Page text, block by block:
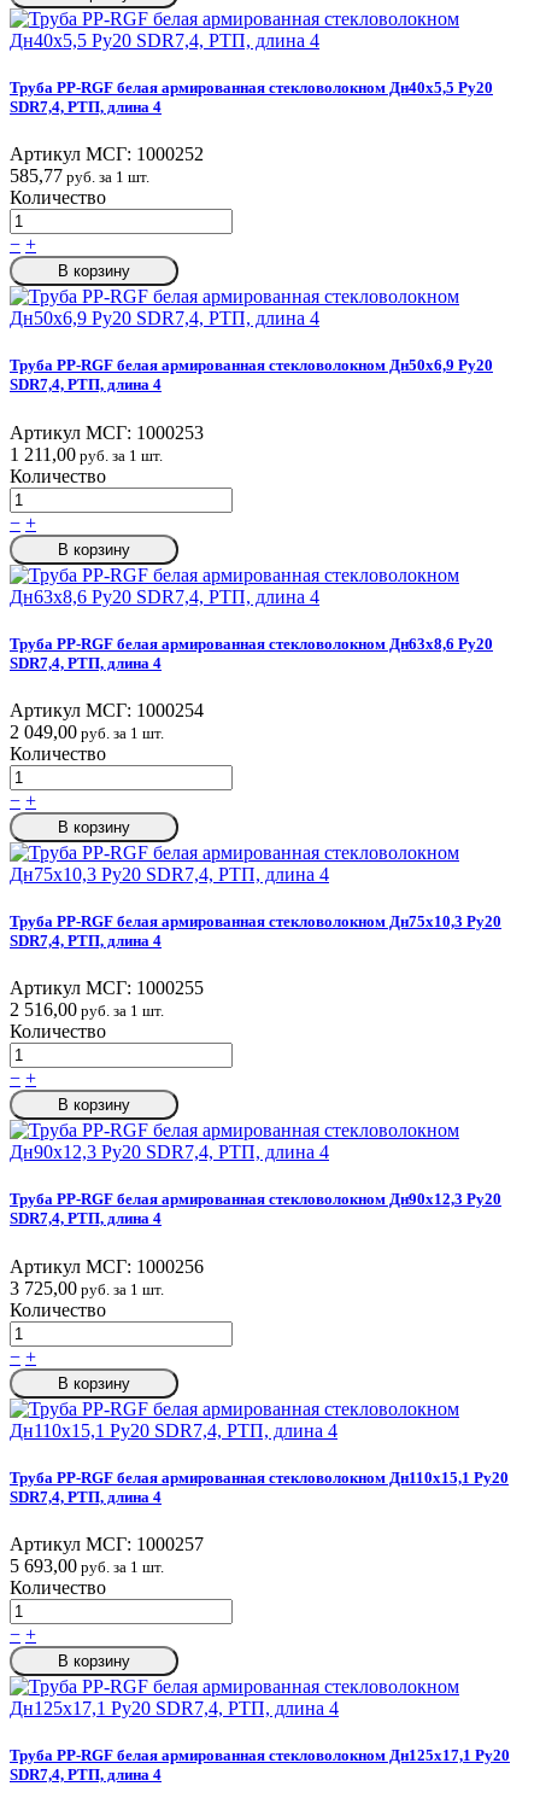
Труба PP-RGF белая армированная стекловолокном Дн40х5,5 Ру20
SDR7,4, РТП, длина 4
Артикул МСГ: 1000252
585,77 руб. за 1 шт.
Количество
− +
В корзину
Труба PP-RGF белая армированная стекловолокном Дн50х6,9 Ру20
SDR7,4, РТП, длина 4
Артикул МСГ: 1000253
1 211,00 руб. за 1 шт.
Количество
− +
В корзину
Труба PP-RGF белая армированная стекловолокном Дн63х8,6 Ру20
SDR7,4, РТП, длина 4
Артикул МСГ: 1000254
2 049,00 руб. за 1 шт.
Количество
− +
В корзину
Труба PP-RGF белая армированная стекловолокном Дн75х10,3 Ру20
SDR7,4, РТП, длина 4
Артикул МСГ: 1000255
2 516,00 руб. за 1 шт.
Количество
− +
В корзину
Труба PP-RGF белая армированная стекловолокном Дн90х12,3 Ру20
SDR7,4, РТП, длина 4
Артикул МСГ: 1000256
3 725,00 руб. за 1 шт.
Количество
− +
В корзину
Труба PP-RGF белая армированная стекловолокном Дн110х15,1 Ру20
SDR7,4, РТП, длина 4
Артикул МСГ: 1000257
5 693,00 руб. за 1 шт.
Количество
− +
В корзину
Труба PP-RGF белая армированная стекловолокном Дн125х17,1 Ру20
SDR7,4, РТП, длина 4